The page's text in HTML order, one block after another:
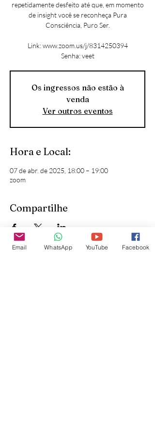
repetidamente desfeito até que, em momento
de insight você se reconheça Pura
Consciência, Puro Ser.
Link: www.zoom.us/j/8314250394
Senha: veet
Os ingressos não estão à
venda
Ver outros eventos
Hora e Local:
07 de abr. de 2025, 18:00 – 19:00
zoom
Compartilhe
Email WhatsApp YouTube Facebook